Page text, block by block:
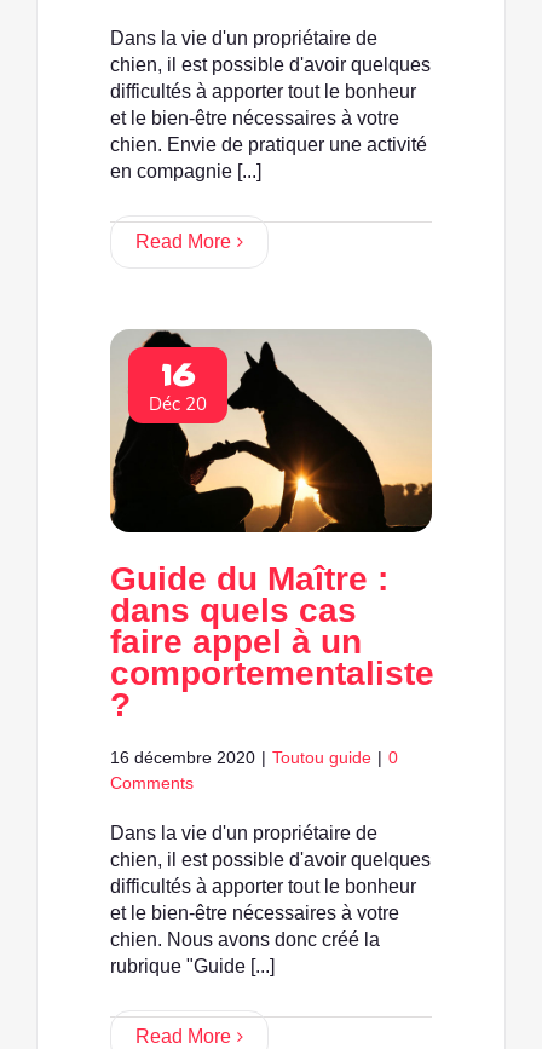
Dans la vie d'un propriétaire de
chien, il est possible d'avoir quelques
difficultés à apporter tout le bonheur
et le bien-être nécessaires à votre
chien. Envie de pratiquer une activité
en compagnie [...]
Read More
16
Déc 20
Guide du Maître :
dans quels cas
faire appel à un
comportementaliste
?
16 décembre 2020 | Toutou guide | 0
Comments
Dans la vie d'un propriétaire de
chien, il est possible d'avoir quelques
difficultés à apporter tout le bonheur
et le bien-être nécessaires à votre
chien. Nous avons donc créé la
rubrique "Guide [...]
Read More